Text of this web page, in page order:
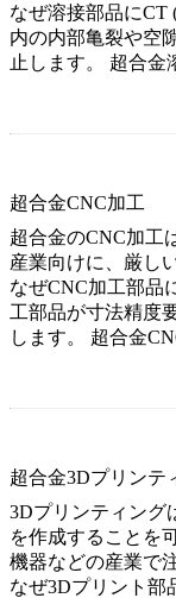
なぜ溶接部品にCT
内の内部亀裂や空
止します。 超合金
超合金CNC加工
超合金のCNC加工
産業向けに、厳し
なぜCNC加工部品
工部品が寸法精度
します。 超合金
超合金3Dプリンテ
3Dプリンティング
を作成することを
機器などの産業で
なぜ3Dプリント部